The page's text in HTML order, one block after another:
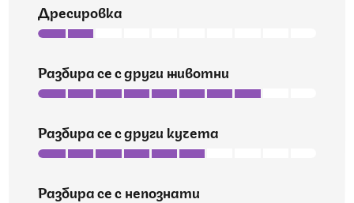
Дресировка
Разбира се с други животни
Разбира се с други кучета
Разбира се с непознати